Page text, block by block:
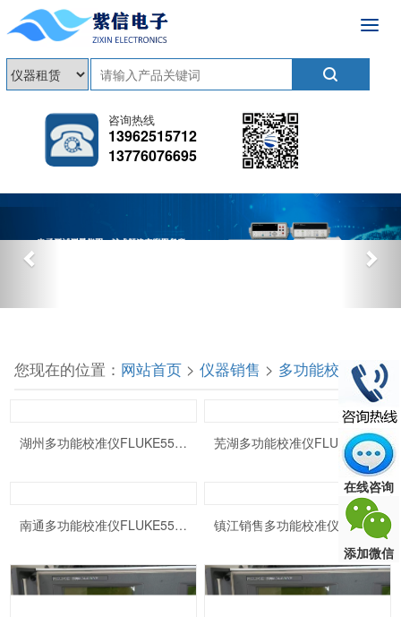
咨询热线
13962515712
13776076695
您现在的位置： 网站首页> 仪器销售 > 多功能校准仪
湖州多功能校准仪FLUKE5500A 芜湖多功能校准仪FLUKE5500A出售
南通多功能校准仪FLUKE5500A二手销售 镇江销售多功能校准仪FLUKE5500A
在线咨询
添加微信